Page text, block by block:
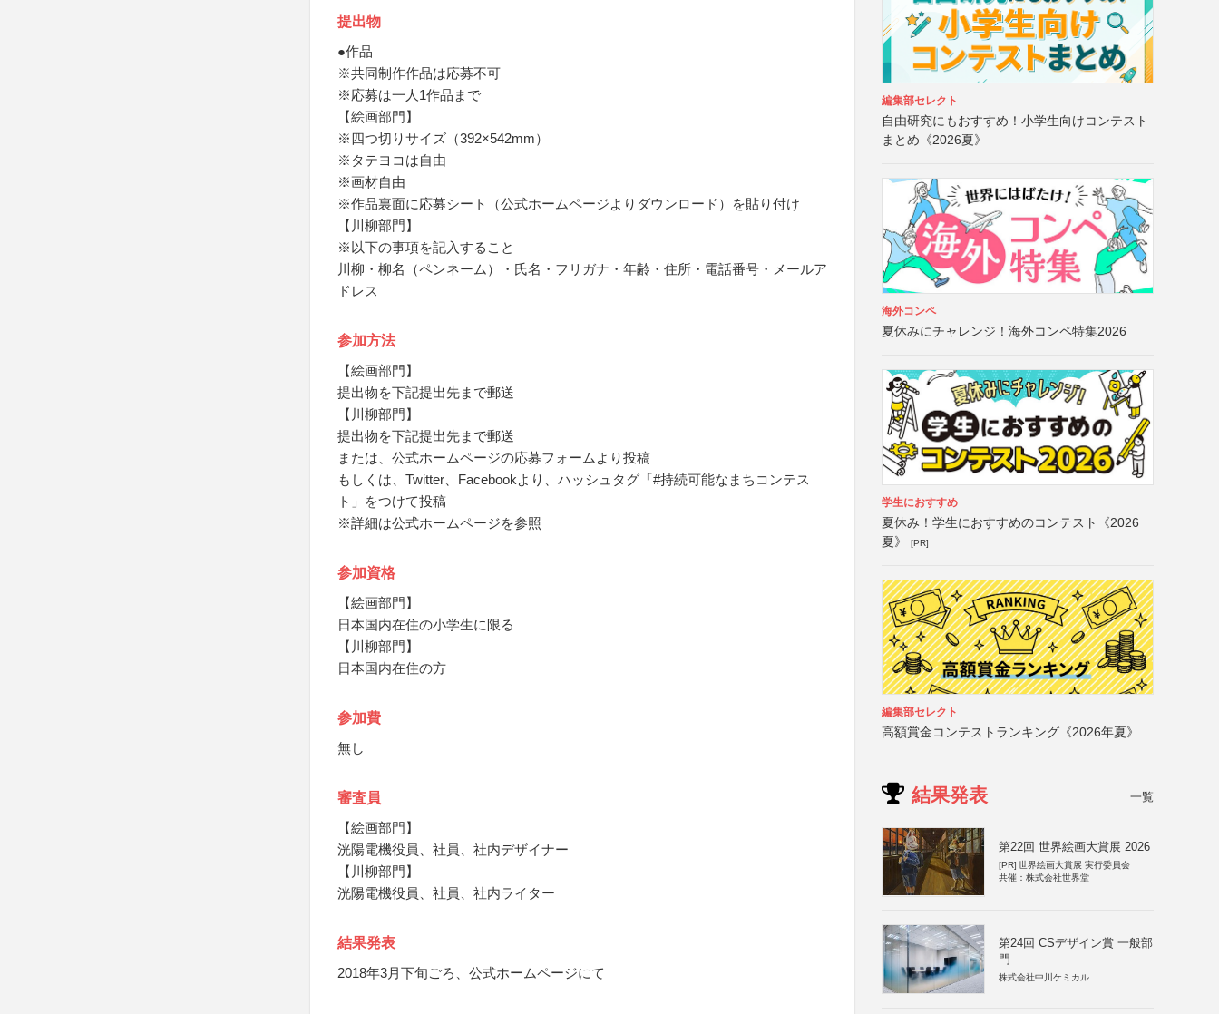
提出物
●作品
※共同制作作品は応募不可
※応募は一人1作品まで
【絵画部門】
※四つ切りサイズ（392×542mm）
※タテヨコは自由
※画材自由
※作品裏面に応募シート（公式ホームページよりダウンロード）を貼り付け
【川柳部門】
※以下の事項を記入すること
川柳・柳名（ペンネーム）・氏名・フリガナ・年齢・住所・電話番号・メールア
ドレス
参加方法
【絵画部門】
提出物を下記提出先まで郵送
【川柳部門】
提出物を下記提出先まで郵送
または、公式ホームページの応募フォームより投稿
もしくは、Twitter、Facebookより、ハッシュタグ「#持続可能なまちコンテス
ト」をつけて投稿
※詳細は公式ホームページを参照
参加資格
【絵画部門】
日本国内在住の小学生に限る
【川柳部門】
日本国内在住の方
参加費
無し
審査員
【絵画部門】
洸陽電機役員、社員、社内デザイナー
【川柳部門】
洸陽電機役員、社員、社内ライター
結果発表
2018年3月下旬ごろ、公式ホームページにて
編集部セレクト
自由研究にもおすすめ！小学生向けコンテスト
まとめ《2026夏》
海外コンペ
夏休みにチャレンジ！海外コンペ特集2026
学生におすすめ
夏休み！学生におすすめのコンテスト《2026
夏》
[PR]
編集部セレクト
高額賞金コンテストランキング《2026年夏》
結果発表 一覧
第22回 世界絵画大賞展 2026
[PR] 世界絵画大賞展 実行委員会
共催：株式会社世界堂
第24回 CSデザイン賞 一般部
門
株式会社中川ケミカル